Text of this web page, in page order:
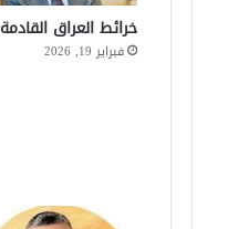
خرائط العراق القادمة
فبراير 19, 2026